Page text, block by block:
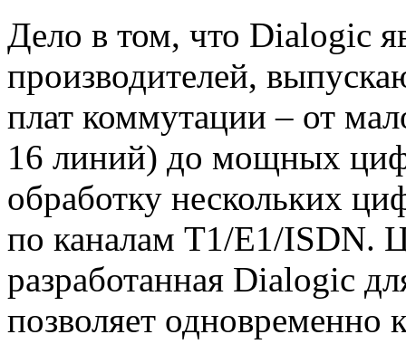
Дело в том, что Dialogic
производителей,
плат коммутации – от
16 линий) до мощных
обработку нескольких
по каналам T1/E1/ISDN.
разработанная Dialogic
позволяет одновременно